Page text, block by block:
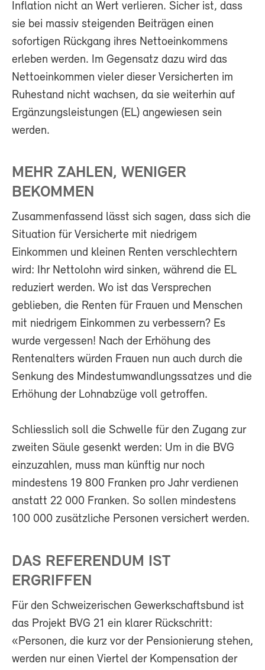
Inflation nicht an Wert verlieren. Sicher ist, dass
sie bei massiv steigenden Beiträgen einen
sofortigen Rückgang ihres Nettoeinkommens
erleben werden. Im Gegensatz dazu wird das
Nettoeinkommen vieler dieser Versicherten im
Ruhestand nicht wachsen, da sie weiterhin auf
Ergänzungsleistungen (EL) angewiesen sein
werden.
MEHR ZAHLEN, WENIGER
BEKOMMEN
Zusammenfassend lässt sich sagen, dass sich die
Situation für Versicherte mit niedrigem
Einkommen und kleinen Renten verschlechtern
wird: Ihr Nettolohn wird sinken, während die EL
reduziert werden. Wo ist das Versprechen
geblieben, die Renten für Frauen und Menschen
mit niedrigem Einkommen zu verbessern? Es
wurde vergessen! Nach der Erhöhung des
Rentenalters würden Frauen nun auch durch die
Senkung des Mindestumwandlungssatzes und die
Erhöhung der Lohnabzüge voll getroffen.
Schliesslich soll die Schwelle für den Zugang zur
zweiten Säule gesenkt werden: Um in die BVG
einzuzahlen, muss man künftig nur noch
mindestens 19 800 Franken pro Jahr verdienen
anstatt 22 000 Franken. So sollen mindestens
100 000 zusätzliche Personen versichert werden.
DAS REFERENDUM IST
ERGRIFFEN
Für den Schweizerischen Gewerkschaftsbund ist
das Projekt BVG 21 ein klarer Rückschritt:
«Personen, die kurz vor der Pensionierung stehen,
werden nur einen Viertel der Kompensation der